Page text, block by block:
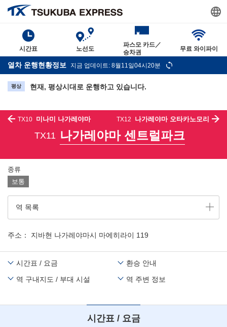
시간표 노선도
파스모 카드／
승차권
무료 와이파이
열차 운행현황정보 지금 업데이트: 8월11일04시20분
평상 현재, 평상시대로 운행하고 있습니다.
TX10 미나미 나가레야마 TX12 나가레야마 오타카노모리
TX11 나가레야마 센트럴파크
종류
보통
역 목록
주소 지바현 나가레야마시 마에히라이 119
시간표 / 요금
환승 안내
역 구내지도 / 부대 시설
역 주변 정보
시간표 / 요금